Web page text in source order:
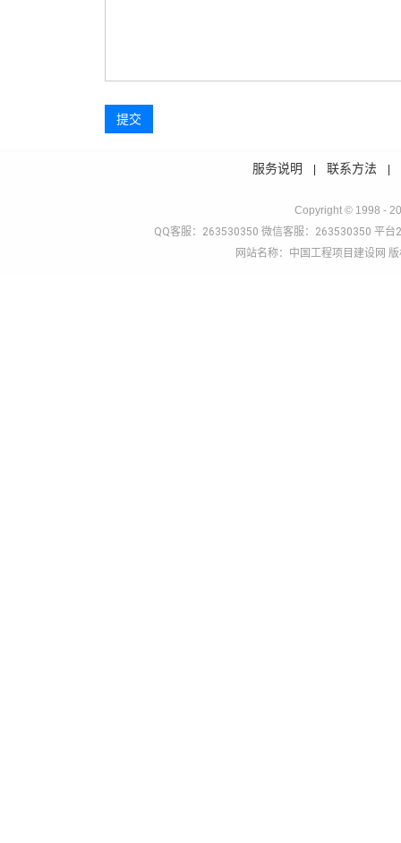
提交
服务说明 联系方法
Copyright © 1998 -
QQ客服：263530350 微信客服：263530350 平
网站名称：中国工程项目建设网